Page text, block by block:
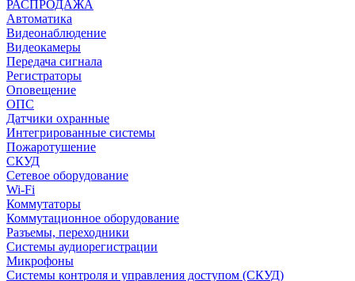
РАСПРОДАЖА
Автоматика
Видеонаблюдение
Видеокамеры
Передача сигнала
Регистраторы
Оповещение
ОПС
Датчики охранные
Интегрированные системы
Пожаротушение
СКУД
Сетевое оборудование
Wi-Fi
Коммутаторы
Коммутационное оборудование
Разъемы, переходники
Системы аудиорегистрации
Микрофоны
Системы контроля и управления доступом (СКУД)